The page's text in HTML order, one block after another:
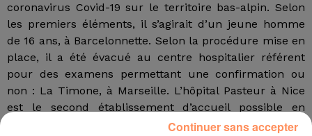
coronavirus Covid-19 sur le territoire bas-alpin. Selon
les premiers éléments, il s’agirait d’un jeune homme
de 16 ans, à Barcelonnette. Selon la procédure mise en
place, il a été évacué au centre hospitalier référent
pour des examens permettant une confirmation ou
non : La Timone, à Marseille. L’hôpital Pasteur à Nice
est le second établissement d’accueil possible en
Provence-Alpes-Côte d’Azur. Sollicitée, l’Agence
Continuer sans accepter